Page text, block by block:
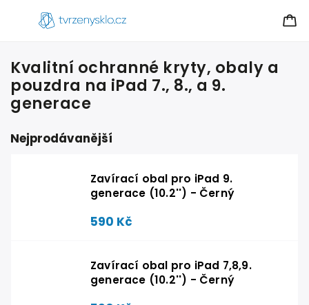
Kvalitní ochranné kryty, obaly a
pouzdra na iPad 7., 8., a 9.
generace
Nejprodávanější
Zavírací obal pro iPad 9.
generace (10.2'') - Černý
590 Kč
Zavírací obal pro iPad 7,8,9.
generace (10.2'') - Černý